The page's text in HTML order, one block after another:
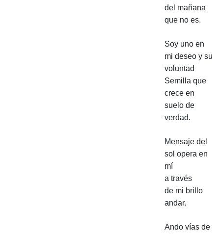
del mañana
que no es.
Soy uno en
mi deseo y su
voluntad
Semilla que
crece en
suelo de
verdad.
Mensaje del
sol opera en
mí
a través
de mi brillo
andar.
Ando vías de